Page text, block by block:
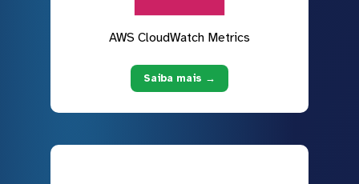
AWS CloudWatch Metrics
Saiba mais →